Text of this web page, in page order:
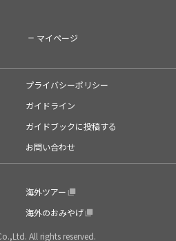
マイページ
プライバシーポリシー
ガイドライン
ガイドブックに投稿する
お問い合わせ
海外ツアー
海外のおみやげ
All rights reserved.